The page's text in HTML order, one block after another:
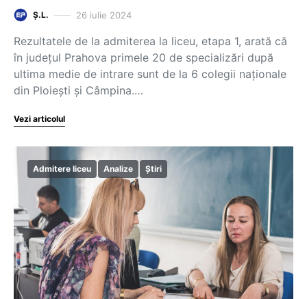
Ș.L. 26 iulie 2024
Rezultatele de la admiterea la liceu, etapa 1, arată că
în județul Prahova primele 20 de specializări după
ultima medie de intrare sunt de la 6 colegii naționale
din Ploiești și Câmpina.…
Vezi articolul
Admitere liceu Analize Știri